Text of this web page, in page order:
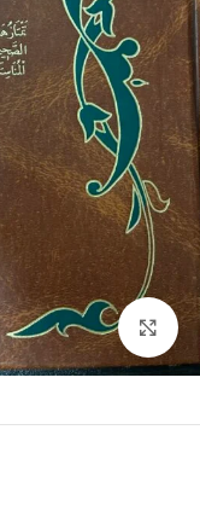
Click to enlarge